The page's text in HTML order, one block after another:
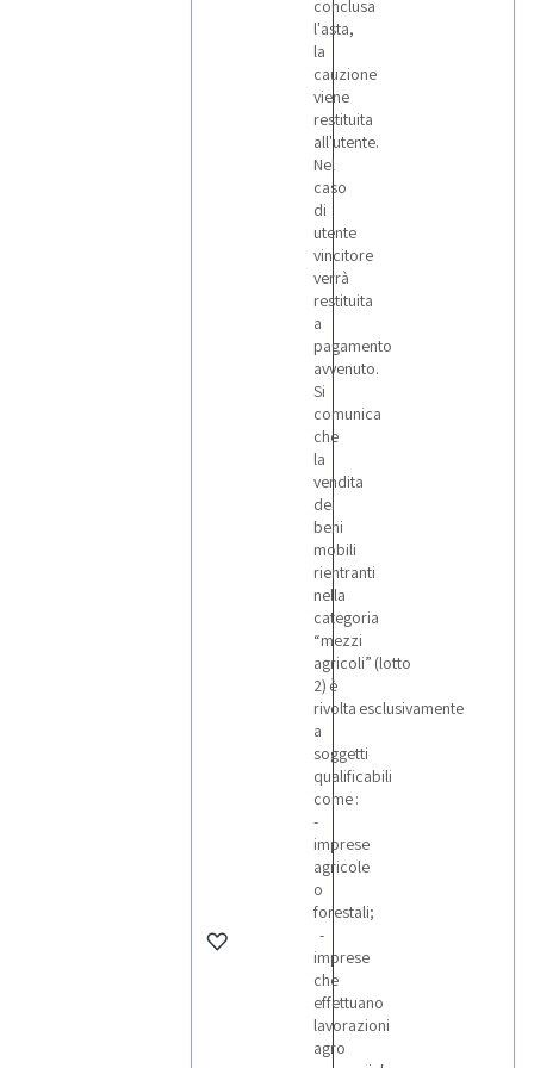
conclusa
l'asta,
la
cauzione
viene
restituita
all'utente.
Nel
caso
di
utente
vincitore
verrà
restituita
a
pagamento
avvenuto.
Si
comunica
che
la
vendita
dei
beni
mobili
rientranti
nella
categoria
“mezzi
agricoli” (lotto
2) è
rivolta esclusivamente
a
soggetti
qualificabili
come :
-
imprese
agricole
o
forestali;
-
imprese
che
effettuano
lavorazioni
agro